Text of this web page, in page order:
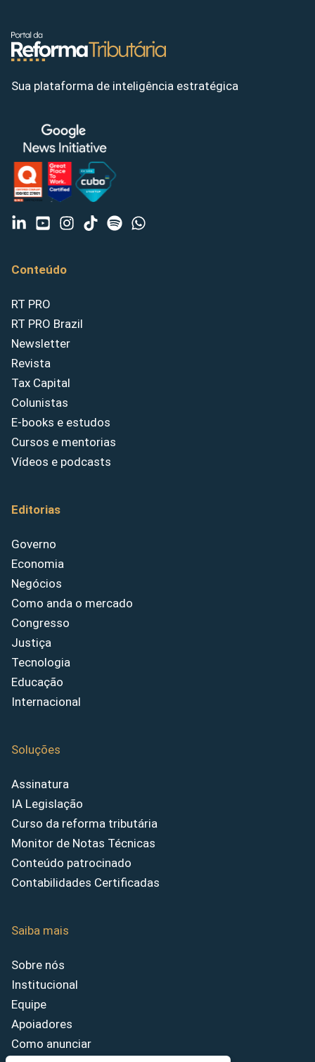
Sua plataforma de inteligência estratégica
Conteúdo
RT PRO
RT PRO Brazil
Newsletter
Revista
Tax Capital
Colunistas
E-books e estudos
Cursos e mentorias
Vídeos e podcasts
Editorias
Governo
Economia
Negócios
Como anda o mercado
Congresso
Justiça
Tecnologia
Educação
Internacional
Soluções
Assinatura
IA Legislação
Curso da reforma tributária
Monitor de Notas Técnicas
Conteúdo patrocinado
Contabilidades Certificadas
Saiba mais
Sobre nós
Institucional
Equipe
Apoiadores
Como anunciar